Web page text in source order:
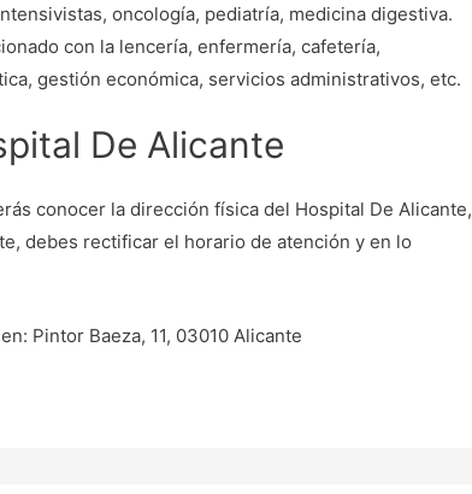
oncología, pediatría, medicina digestiva.
con la lencería, enfermería, cafetería,
gestión económica, servicios administrativos, etc.
De Alicante
conocer la dirección física del Hospital De Alicante,
debes rectificar el horario de atención y en lo
Pintor Baeza, 11, 03010 Alicante